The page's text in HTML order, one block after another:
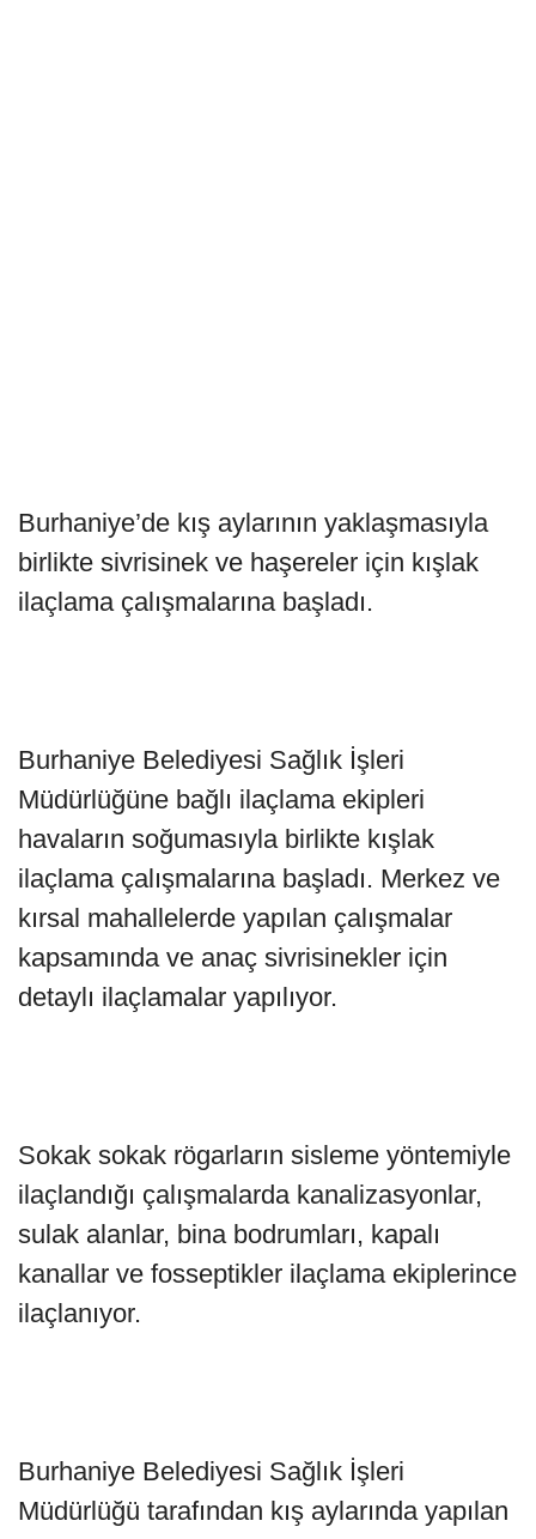
Burhaniye’de kış aylarının yaklaşmasıyla
birlikte sivrisinek ve haşereler için kışlak
ilaçlama çalışmalarına başladı.
Burhaniye Belediyesi Sağlık İşleri
Müdürlüğüne bağlı ilaçlama ekipleri
havaların soğumasıyla birlikte kışlak
ilaçlama çalışmalarına başladı. Merkez ve
kırsal mahallelerde yapılan çalışmalar
kapsamında ve anaç sivrisinekler için
detaylı ilaçlamalar yapılıyor.
Sokak sokak rögarların sisleme yöntemiyle
ilaçlandığı çalışmalarda kanalizasyonlar,
sulak alanlar, bina bodrumları, kapalı
kanallar ve fosseptikler ilaçlama ekiplerince
ilaçlanıyor.
Burhaniye Belediyesi Sağlık İşleri
Müdürlüğü tarafından kış aylarında yapılan